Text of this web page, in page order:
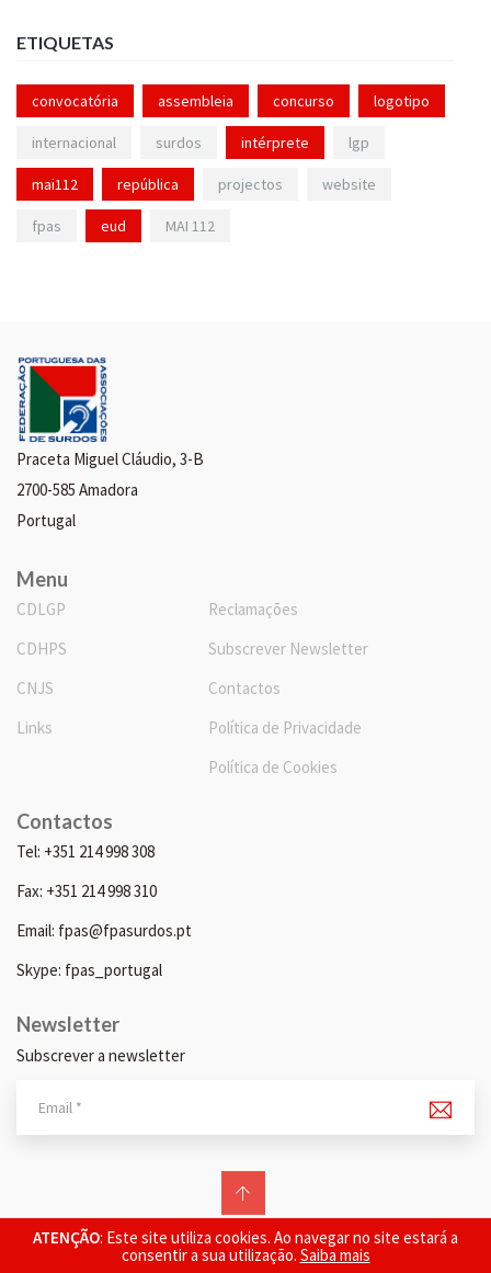
ATENÇÃO: Este site utiliza cookies. Ao navegar no site estará a
consentir a sua utilização. Saiba mais
ETIQUETAS
convocatória assembleia concurso logotipo
internacional surdos intérprete lgp
mai112 república projectos website
fpas eud MAI 112
Praceta Miguel Cláudio, 3-B
2700-585 Amadora
Portugal
Menu
CDLGP
CDHPS
CNJS
Links
Reclamações
Subscrever Newsletter
Contactos
Política de Privacidade
Política de Cookies
Contactos
Tel: +351 214 998 308
Fax: +351 214 998 310
Email: fpas@fpasurdos.pt
Skype: fpas_portugal
Newsletter
Subscrever a newsletter
© 2026 FPAS. Todos os direitos reservados.